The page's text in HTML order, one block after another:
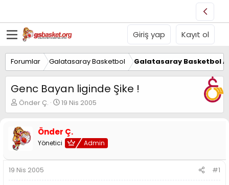
Giriş yap Kayıt ol
Forumlar Galatasaray Basketbol Galatasaray Basketbol
Genc Bayan liginde Şike !
K
o
u
y
u
B
a
ş
Önder Ç.
B
a
l
a
n
g
19 Nis 2005
Önder Ç.
Yönetici Admin
19 Nis 2005 #1